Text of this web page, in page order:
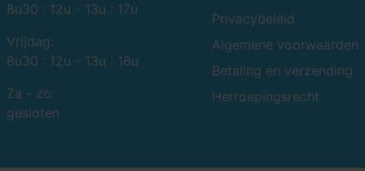
8u30 : 12u - 13u : 17u
Vrijdag:
8u30 : 12u - 13u : 16u
Za - zo:
gesloten
Privacybeleid
Algemene voorwaarden
Betaling en verzending
Herroepingsrecht